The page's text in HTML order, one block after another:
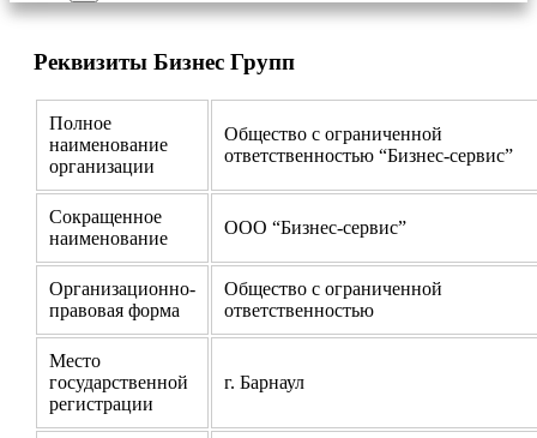
Реквизиты Бизнес Групп
Полное
наименование
организации
Общество с ограниченной
ответственностью “Бизнес-сервис”
Сокращенное
наименование
ООО “Бизнес-сервис”
Организационно-
правовая форма
Общество с ограниченной
ответственностью
Место
государственной
регистрации
г. Барнаул